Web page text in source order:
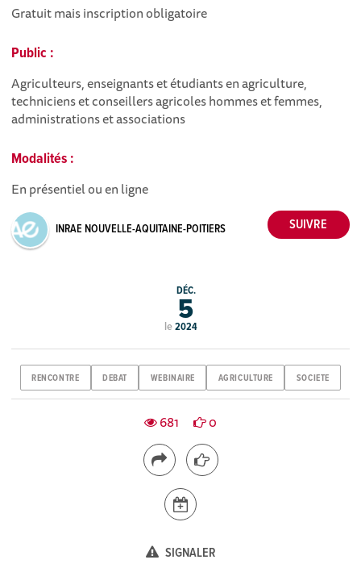
Gratuit mais inscription obligatoire
Public :
Agriculteurs, enseignants et étudiants en agriculture,
techniciens et conseillers agricoles hommes et femmes,
administrations et associations
Modalités :
En présentiel ou en ligne
INRAE NOUVELLE-AQUITAINE-POITIERS
le
DÉC.
5
2024
RENCONTRE DEBAT WEBINAIRE AGRICULTURE SOCIETE
681 0
SIGNALER